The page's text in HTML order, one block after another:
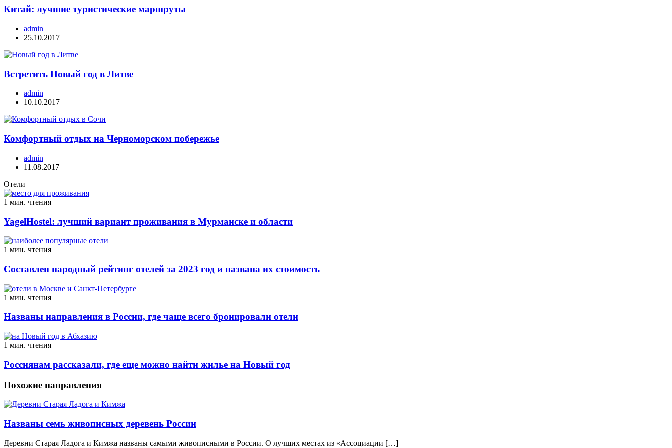
Китай: лучшие туристические маршруты
admin
25.10.2017
Встретить Новый год в Литве
admin
10.10.2017
Комфортный отдых на Черноморском побережье
admin
11.08.2017
Отели
1 мин. чтения
YagelHostel: лучший вариант проживания в Мурманске и области
1 мин. чтения
Составлен народный рейтинг отелей за 2023 год и названа их стоимость
1 мин. чтения
Названы направления в России, где чаще всего бронировали отели
1 мин. чтения
Россиянам рассказали, где еще можно найти жилье на Новый год
Похожие направления
Названы семь живописных деревень России
Деревни Старая Ладога и Кимжа названы самыми живописными в России. О лучших местах из «Ассоциации […]